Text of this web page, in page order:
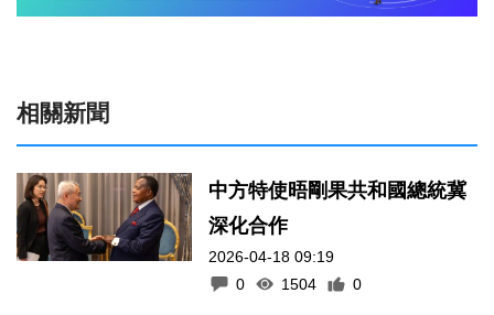
相關新聞
中方特使晤剛果共和國總統冀
深化合作
2026-04-18 09:19
0
1504 0